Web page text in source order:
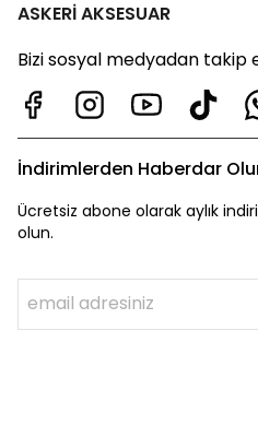
ASKERİ AKSESUAR
Bizi sosyal medyadan takip
İndirimlerden Haberdar
Ücretsiz abone olarak aylık
olun.